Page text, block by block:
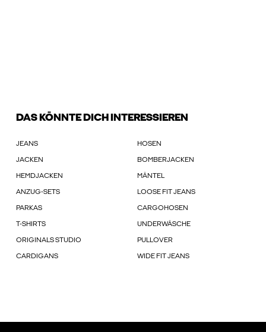
DAS KÖNNTE DICH INTERESSIEREN
JEANS HOSEN
JACKEN BOMBERJACKEN
HEMDJACKEN MÄNTEL
ANZUG-SETS LOOSE FIT JEANS
PARKAS CARGOHOSEN
T-SHIRTS UNDERWÄSCHE
ORIGINALS STUDIO PULLOVER
CARDIGANS WIDE FIT JEANS